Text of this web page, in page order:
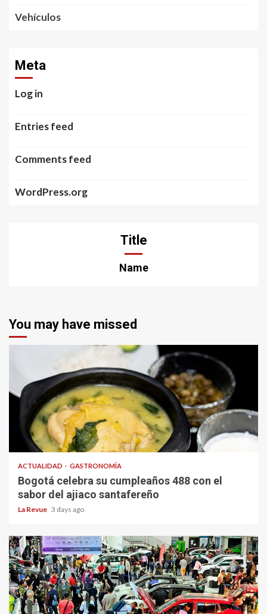
Vehículos
Meta
Log in
Entries feed
Comments feed
WordPress.org
Title
Name
You may have missed
ACTUALIDAD GASTRONOMÍA
Bogotá celebra su cumpleaños 488 con el
sabor del ajiaco santafereño
La Revue 3 days ago